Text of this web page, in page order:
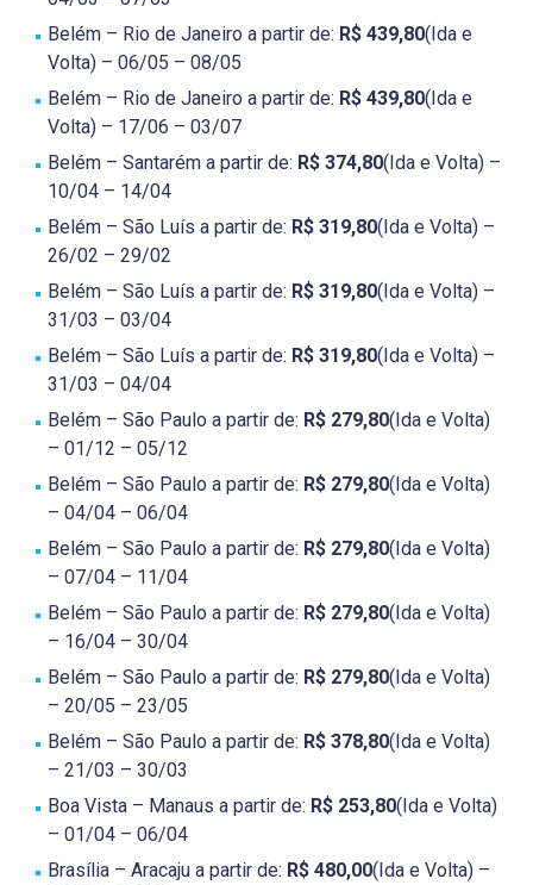
Belém – Rio de Janeiro a partir de: R$ 439,80(Ida e
Volta) – 06/05 – 08/05
Belém – Rio de Janeiro a partir de: R$ 439,80(Ida e
Volta) – 17/06 – 03/07
Belém – Santarém a partir de: R$ 374,80(Ida e Volta) –
10/04 – 14/04
Belém – São Luís a partir de: R$ 319,80(Ida e Volta) –
26/02 – 29/02
Belém – São Luís a partir de: R$ 319,80(Ida e Volta) –
31/03 – 03/04
Belém – São Luís a partir de: R$ 319,80(Ida e Volta) –
31/03 – 04/04
Belém – São Paulo a partir de: R$ 279,80(Ida e Volta)
– 01/12 – 05/12
Belém – São Paulo a partir de: R$ 279,80(Ida e Volta)
– 04/04 – 06/04
Belém – São Paulo a partir de: R$ 279,80(Ida e Volta)
– 07/04 – 11/04
Belém – São Paulo a partir de: R$ 279,80(Ida e Volta)
– 16/04 – 30/04
Belém – São Paulo a partir de: R$ 279,80(Ida e Volta)
– 20/05 – 23/05
Belém – São Paulo a partir de: R$ 378,80(Ida e Volta)
– 21/03 – 30/03
Boa Vista – Manaus a partir de: R$ 253,80(Ida e Volta)
– 01/04 – 06/04
Brasília – Aracaju a partir de: R$ 480,00(Ida e Volta) –